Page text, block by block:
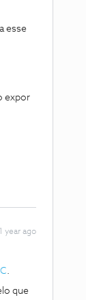
esse
expor
year ago
.
que